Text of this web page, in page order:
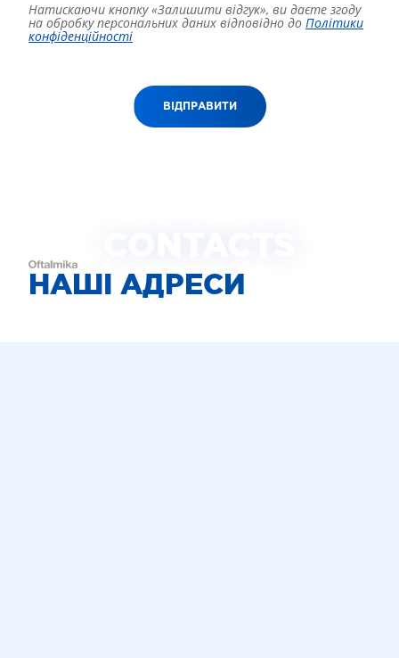
Натискаючи кнопку «Залишити відгук», ви даєте згоду
на обробку персональних даних відповідно до Політики
конфіденційності
ВІДПРАВИТИ
НАШІ АДРЕСИ